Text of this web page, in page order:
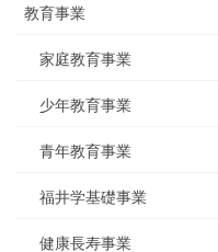
教育事業
家庭教育事業
少年教育事業
青年教育事業
福井学基礎事業
健康長寿事業